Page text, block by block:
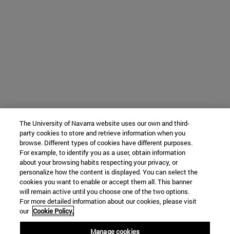
The University of Navarra website uses our own and third-
party cookies to store and retrieve information when you
browse. Different types of cookies have different purposes.
For example, to identify you as a user, obtain information
about your browsing habits respecting your privacy, or
personalize how the content is displayed. You can select the
cookies you want to enable or accept them all. This banner
will remain active until you choose one of the two options.
For more detailed information about our cookies, please visit
our Cookie Policy.
Manage cookies